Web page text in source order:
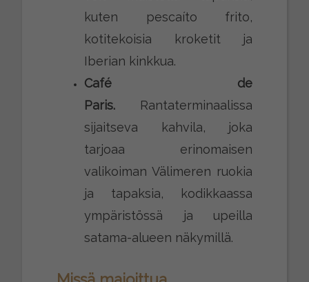
kuten pescaíto frito,
kotitekoisia kroketit ja
Iberian kinkkua.
Café de
Paris. Rantaterminaalissa
sijaitseva kahvila, joka
tarjoaa erinomaisen
valikoiman Välimeren ruokia
ja tapaksia, kodikkaassa
ympäristössä ja upeilla
satama-alueen näkymillä.